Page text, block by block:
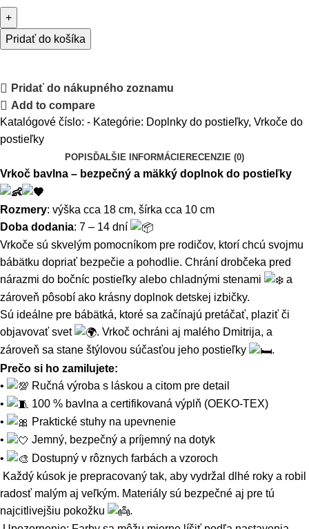
Pridať do košíka
Pridať do nákupného zoznamu
Add to compare
Katalógové číslo: - Kategórie: Doplnky do postieľky, Vrkoče do
postieľky
POPIS ĎALŠIE INFORMÁCIERECENZIE (0)
Vrkoč bavlna – bezpečný a mäkký doplnok do postieľky
Rozmery: výška cca 18 cm, šírka cca 10 cm
Doba dodania: 7 – 14 dní
Vrkoče sú skvelým pomocníkom pre rodičov, ktorí chcú svojmu
bábätku dopriať bezpečie a pohodlie. Chrání drobčeka pred
nárazmi do bočníc postieľky alebo chladnými stenami
a
zároveň pôsobí ako krásny doplnok detskej izbičky.
Sú ideálne pre bábätká, ktoré sa začínajú pretáčať, plaziť či
objavovať svet
. Vrkoč ochráni aj malého Dmitrija, a
zároveň sa stane štýlovou súčasťou jeho postieľky
.
Prečo si ho zamilujete:
•
Ručná výroba s láskou a citom pre detail
•
100 % bavlna a certifikovaná výplň (OEKO-TEX)
•
Praktické stuhy na upevnenie
•
Jemný, bezpečný a príjemný na dotyk
•
Dostupný v rôznych farbách a vzoroch
Každý kúsok je prepracovaný tak, aby vydržal dlhé roky a robil
radosť malým aj veľkým. Materiály sú bezpečné aj pre tú
najcitlivejšiu pokožku
.